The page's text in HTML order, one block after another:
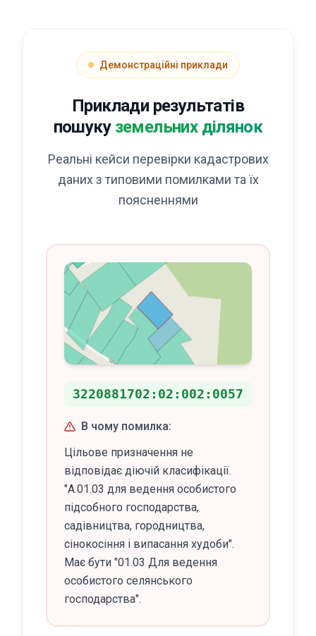
Демонстраційні приклади
Приклади результатів
пошуку земельних ділянок
Реальні кейси перевірки кадастрових
даних з типовими помилками та їх
поясненнями
3220881702:02:002:0057
В чому помилка:
Цільове призначення не
відповідає діючій класифікації.
"A.01.03 для ведення особистого
підсобного господарства,
садівництва, городництва,
сінокосіння і випасання худоби".
Має бути "01.03 Для ведення
особистого селянського
господарства".